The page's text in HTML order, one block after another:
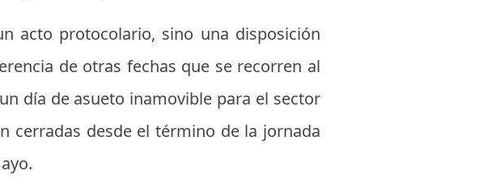
acto protocolario, sino una disposición
de otras fechas que se recorren al
día de asueto inamovible para el sector
cerradas desde el término de la jornada